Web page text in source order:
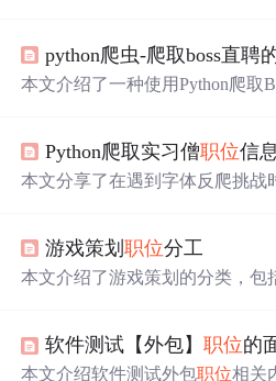
python爬虫-爬取boss直聘
本文介绍了一种使用Python爬取
数据抓取，并解决了反爬虫机制
Python爬取实习僧职位信息
本文分享了在遇到字体反爬挑战
游戏策划职位分工
本文介绍了游戏策划的分类，包
了其他非主流策划职位
，最后给
了单机游戏中“打杂策划”的含义
软件测试【外包】职位的
本文介绍软件测试外包职位相关